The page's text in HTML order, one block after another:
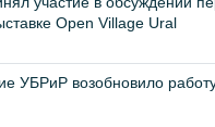
Open Village Ural
УБРиР возобновило